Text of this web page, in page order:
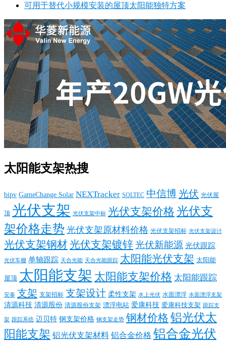
可用于替代小规模安装的屋顶太阳能独特方案
太阳能支架热搜
bipv GameChange Solar NEXTracker SOLTEC 中信博光伏 光伏屋
顶 光伏支架 光伏支架中标 光伏支架价格 光伏支
架价格走势 光伏支架原材料价格 光伏支架招标 光伏支架设计
光伏支架钢材光伏支架镀锌光伏新能源 光伏跟踪
光伏车棚 单轴跟踪 天合光能 天合光能跟踪 太阳能光伏支架 太阳能
屋顶 太阳能支架 太阳能支架价格 太阳能跟踪
安泰 支架 支架招标 支架设计 柔性支架 水上光伏 水面漂浮 水面漂浮支架
清源科技 清源股份 清源股份支架 漂浮电站 爱康科技 爱康科技支架 跟踪支
架 跟踪系统 迈贝特 钢支架价格 钢支架走势 钢材价格 铝光伏太
阳能支架 铝光伏支架材料 铝合金价格 铝合金光伏